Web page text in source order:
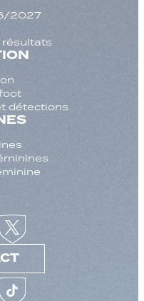
2027
résultats
détections